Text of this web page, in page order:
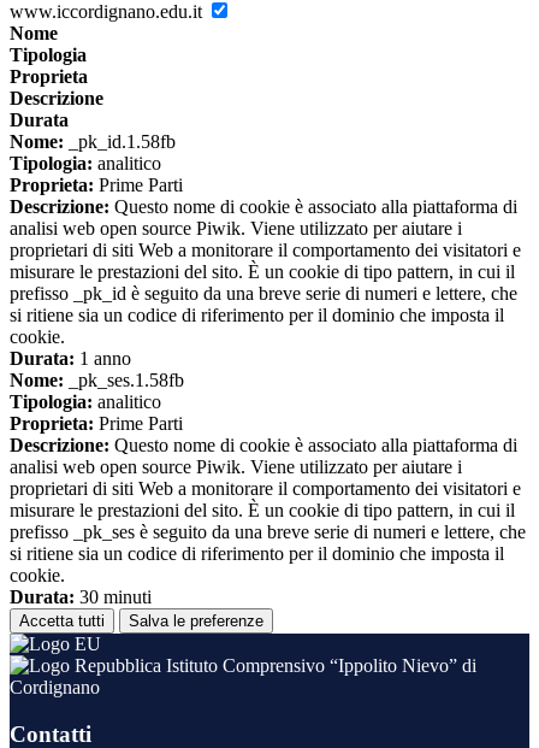
www.iccordignano.edu.it
Nome
Tipologia
Proprieta
Descrizione
Durata
Nome: _pk_id.1.58fb
Tipologia: analitico
Proprieta: Prime Parti
Descrizione: Questo nome di cookie è associato alla piattaforma di
analisi web open source Piwik. Viene utilizzato per aiutare i
proprietari di siti Web a monitorare il comportamento dei visitatori e
misurare le prestazioni del sito. È un cookie di tipo pattern, in cui il
prefisso _pk_id è seguito da una breve serie di numeri e lettere, che
si ritiene sia un codice di riferimento per il dominio che imposta il
cookie.
Durata: 1 anno
Nome: _pk_ses.1.58fb
Tipologia: analitico
Proprieta: Prime Parti
Descrizione: Questo nome di cookie è associato alla piattaforma di
analisi web open source Piwik. Viene utilizzato per aiutare i
proprietari di siti Web a monitorare il comportamento dei visitatori e
misurare le prestazioni del sito. È un cookie di tipo pattern, in cui il
prefisso _pk_ses è seguito da una breve serie di numeri e lettere, che
si ritiene sia un codice di riferimento per il dominio che imposta il
cookie.
Durata: 30 minuti
Accetta tutti Salva le preferenze
Istituto Comprensivo “Ippolito Nievo” di
Cordignano
Contatti